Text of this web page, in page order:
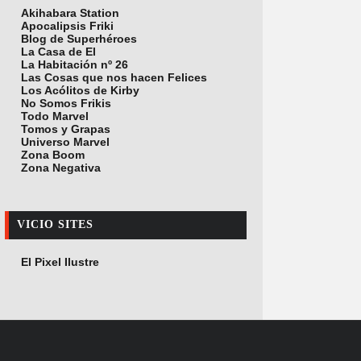
Akihabara Station
Apocalipsis Friki
Blog de Superhéroes
La Casa de El
La Habitación nº 26
Las Cosas que nos hacen Felices
Los Acólitos de Kirby
No Somos Frikis
Todo Marvel
Tomos y Grapas
Universo Marvel
Zona Boom
Zona Negativa
VICIO SITES
El Pixel Ilustre